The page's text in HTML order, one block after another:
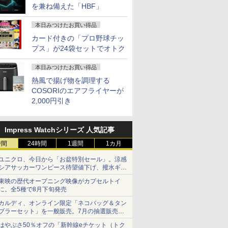
を兼ね備えた「HBF」
本日みつけたお買い得品
カード付きの「プロ野球チッ
プス」が24袋セットでオトク
本日みつけたお買い得品
熱風で揚げ物を調理する
COSORIのエアフライヤーが
2,000円引き
Impress Watchシリーズ 人気記事
24時間 1週間 1カ月
ニクロ、今日から「お盆特別セール」。涼感
アサッカーワンピース待望値下げ、撥水ギア
ョーツは1990円に
映の歴代オープニング映像がカプセルトイ
。全5種で8月下旬発売
ルディ、オンライン限定「ネコバッグ＆タン
ラーセット」を一般販売。7月の抽選販売の
選無効分
やぶさ50％オフの「新幹線eチケット（トク